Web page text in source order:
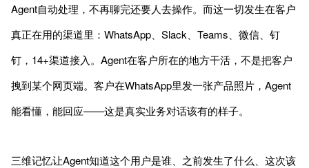
Agent自动处理，不再聊完还要人去操作。而这一切发生在客户
真正在用的渠道里：WhatsApp、Slack、Teams、微信、钉
钉，14+渠道接入。Agent在客户所在的地方干活，不是把客户
拽到某个网页端。客户在WhatsApp里发一张产品照片，Agent
能看懂，能回应——这是真实业务对话该有的样子。
三维记忆让Agent知道这个用户是谁、之前发生了什么、这次该